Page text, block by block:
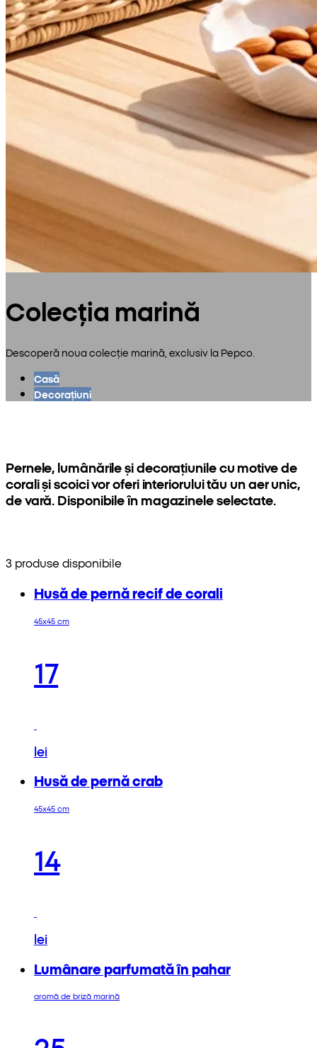
Colecția marină
Descoperă noua colecție marină, exclusiv la Pepco.
Casă
Decorațiuni
Pernele, lumânările și decorațiunile cu motive de
corali și scoici vor oferi interiorului tău un aer unic,
de vară. Disponibile în magazinele selectate.
3 produse disponibile
Husă de pernă recif de corali
45x45 cm
17
lei
Husă de pernă crab
45x45 cm
14
lei
Lumânare parfumată în pahar
aromă de briză marină